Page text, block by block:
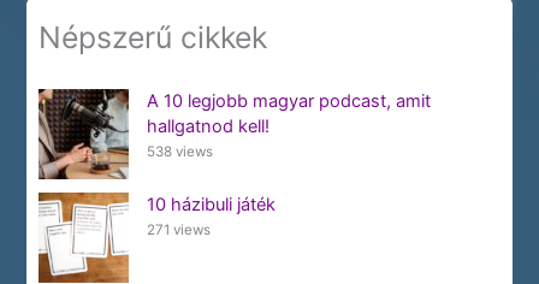
Népszerű cikkek
A 10 legjobb magyar podcast, amit
hallgatnod kell!
538 views
10 házibuli játék
271 views